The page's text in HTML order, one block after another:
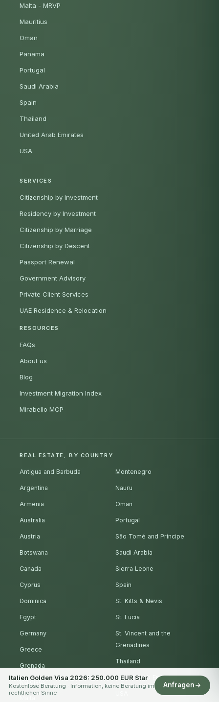
Italien Golden Visa 2026: 250.000 EUR Star
Kostenlose Beratung · Information, keine Beratung im
rechtlichen Sinne
Anfragen
Malta - MRVP
Mauritius
Oman
Panama
Portugal
Saudi Arabia
Spain
Thailand
United Arab Emirates
USA
SERVICES
Citizenship by Investment
Residency by Investment
Citizenship by Marriage
Citizenship by Descent
Passport Renewal
Government Advisory
Private Client Services
UAE Residence & Relocation
RESOURCES
FAQs
About us
Blog
Investment Migration Index
Mirabello MCP
REAL ESTATE, BY COUNTRY
Antigua and Barbuda
Argentina
Armenia
Australia
Austria
Botswana
Canada
Cyprus
Dominica
Egypt
Germany
Greece
Grenada
Maldives
Montenegro
Nauru
Oman
Portugal
São Tomé and Príncipe
Saudi Arabia
Sierra Leone
Spain
St. Kitts & Nevis
St. Lucia
St. Vincent and the
Grenadines
Thailand
United Arab Emirates